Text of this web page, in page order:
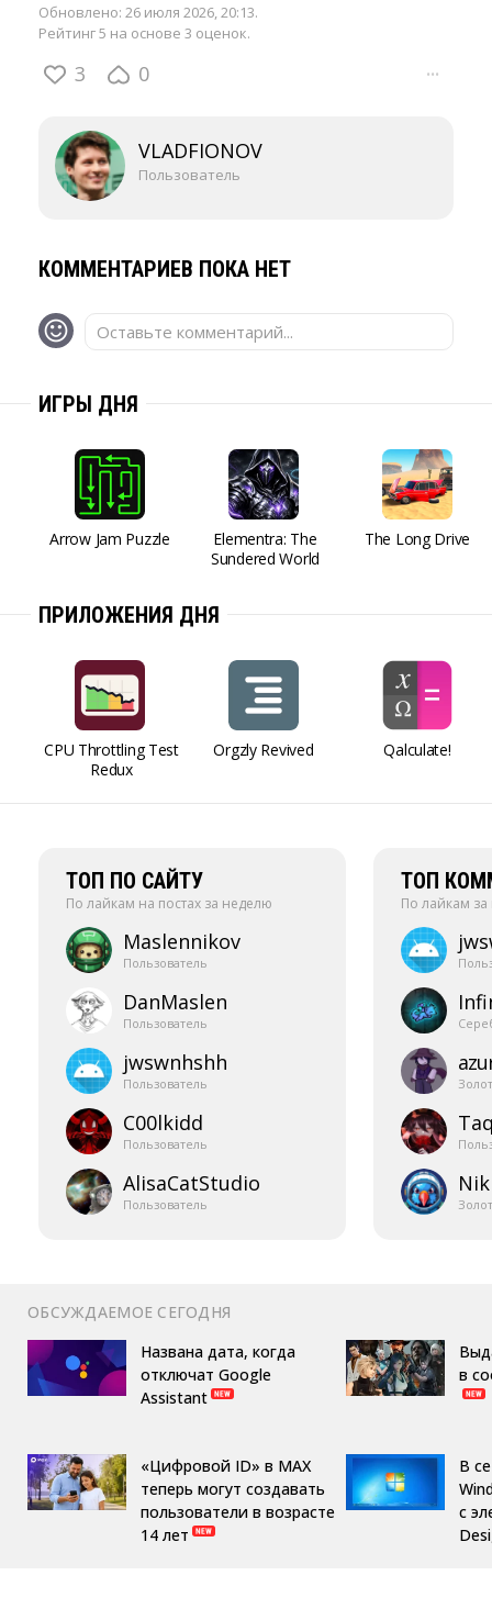
Обновлено: 26 июля 2026, 20:13.
Рейтинг 5 на основе 3 оценок.
3 0 ···
VLADFIONOV
Пользователь
КОММЕНТАРИЕВ ПОКА НЕТ
Оставьте комментарий...
ИГРЫ ДНЯ
Arrow Jam Puzzle
Elementra: The
Sundered World
The Long Drive
ПРИЛОЖЕНИЯ ДНЯ
CPU Throttling Test
Redux
Orgzly Revived Qalculate!
ТОП ПО САЙТУ
По лайкам на постах за неделю
Maslennikov
Пользователь
DanMaslen
Пользователь
jwswnhshh
Пользователь
C00lkidd
Пользователь
AlisaCatStudio
Пользователь
ТОП
По лайкам
ОБСУЖДАЕМОЕ СЕГОДНЯ
Названа дата, когда
отключат Google
Assistant
«Цифровой ID» в MAX
теперь могут создавать
пользователи в возрасте
14 лет
в
В
с